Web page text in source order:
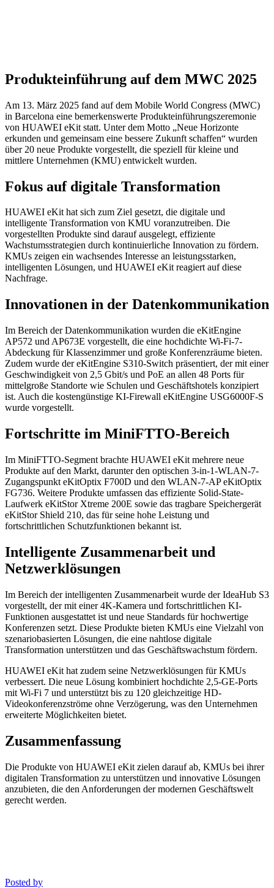
Produkteinführung auf dem MWC 2025
Am 13. März 2025 fand auf dem Mobile World Congress (MWC)
in Barcelona eine bemerkenswerte Produkteinführungszeremonie
von HUAWEI eKit statt. Unter dem Motto „Neue Horizonte
erkunden und gemeinsam eine bessere Zukunft schaffen“ wurden
über 20 neue Produkte vorgestellt, die speziell für kleine und
mittlere Unternehmen (KMU) entwickelt wurden.
Fokus auf digitale Transformation
HUAWEI eKit hat sich zum Ziel gesetzt, die digitale und
intelligente Transformation von KMU voranzutreiben. Die
vorgestellten Produkte sind darauf ausgelegt, effiziente
Wachstumsstrategien durch kontinuierliche Innovation zu fördern.
KMUs zeigen ein wachsendes Interesse an leistungsstarken,
intelligenten Lösungen, und HUAWEI eKit reagiert auf diese
Nachfrage.
Innovationen in der Datenkommunikation
Im Bereich der Datenkommunikation wurden die eKitEngine
AP572 und AP673E vorgestellt, die eine hochdichte Wi-Fi-7-
Abdeckung für Klassenzimmer und große Konferenzräume bieten.
Zudem wurde der eKitEngine S310-Switch präsentiert, der mit einer
Geschwindigkeit von 2,5 Gbit/s und PoE an allen 48 Ports für
mittelgroße Standorte wie Schulen und Geschäftshotels konzipiert
ist. Auch die kostengünstige KI-Firewall eKitEngine USG6000F-S
wurde vorgestellt.
Fortschritte im MiniFTTO-Bereich
Im MiniFTTO-Segment brachte HUAWEI eKit mehrere neue
Produkte auf den Markt, darunter den optischen 3-in-1-WLAN-7-
Zugangspunkt eKitOptix F700D und den WLAN-7-AP eKitOptix
FG736. Weitere Produkte umfassen das effiziente Solid-State-
Laufwerk eKitStor Xtreme 200E sowie das tragbare Speichergerät
eKitStor Shield 210, das für seine hohe Leistung und
fortschrittlichen Schutzfunktionen bekannt ist.
Intelligente Zusammenarbeit und
Netzwerklösungen
Im Bereich der intelligenten Zusammenarbeit wurde der IdeaHub S3
vorgestellt, der mit einer 4K-Kamera und fortschrittlichen KI-
Funktionen ausgestattet ist und neue Standards für hochwertige
Konferenzen setzt. Diese Produkte bieten KMUs eine Vielzahl von
szenariobasierten Lösungen, die eine nahtlose digitale
Transformation unterstützen und das Geschäftswachstum fördern.
HUAWEI eKit hat zudem seine Netzwerklösungen für KMUs
verbessert. Die neue Lösung kombiniert hochdichte 2,5-GE-Ports
mit Wi-Fi 7 und unterstützt bis zu 120 gleichzeitige HD-
Videokonferenzströme ohne Verzögerung, was den Unternehmen
erweiterte Möglichkeiten bietet.
Zusammenfassung
Die Produkte von HUAWEI eKit zielen darauf ab, KMUs bei ihrer
digitalen Transformation zu unterstützen und innovative Lösungen
anzubieten, die den Anforderungen der modernen Geschäftswelt
gerecht werden.
Posted by